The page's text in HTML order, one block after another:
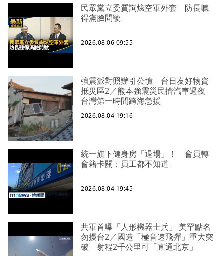
民眾黨立委質詢炫空軍外套 防長聽
得滿臉問號
2026.08.06 09:55
強震派對照辦引公憤 台日友好物資
抵災區2／熊本強震災民擠汽車過夜
台灣第一時間跨海急援
2026.08.04 19:16
統一旗下健身房「退場」！ 會員轉
會籍卡關：員工都不知道
2026.08.04 19:45
共軍首曝「人形機器士兵」 美罕點名
勿擾台2／國造「極音速飛彈」重大突
破 射程2千公里可「直通北京」